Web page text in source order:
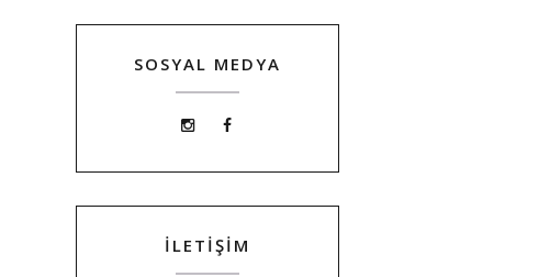
SOSYAL MEDYA
İLETİŞİM